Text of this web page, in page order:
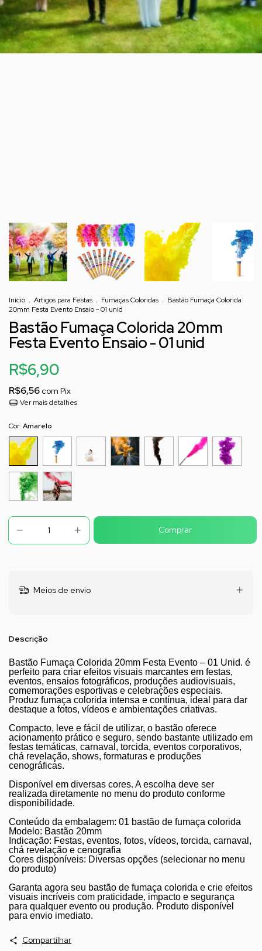
Início . Artigos para Festas . Fumaças Coloridas . Bastão Fumaça Colorida
20mm Festa Evento Ensaio - 01 unid
Bastão Fumaça Colorida 20mm
Festa Evento Ensaio - 01 unid
R$6,90
R$6,56 com Pix
Ver mais detalhes
Cor: Amarelo
Meios de envio
Descrição
Bastão Fumaça Colorida 20mm Festa Evento – 01 Unid. é
perfeito para criar efeitos visuais marcantes em festas,
eventos, ensaios fotográficos, produções audiovisuais,
comemorações esportivas e celebrações especiais.
Produz fumaça colorida intensa e contínua, ideal para dar
destaque a fotos, vídeos e ambientações criativas.
Compacto, leve e fácil de utilizar, o bastão oferece
acionamento prático e seguro, sendo bastante utilizado em
festas temáticas, carnaval, torcida, eventos corporativos,
chá revelação, shows, formaturas e produções
cenográficas.
Disponível em diversas cores. A escolha deve ser
realizada diretamente no menu do produto conforme
disponibilidade.
Conteúdo da embalagem: 01 bastão de fumaça colorida
Modelo: Bastão 20mm
Indicação: Festas, eventos, fotos, vídeos, torcida, carnaval,
chá revelação e cenografia
Cores disponíveis: Diversas opções (selecionar no menu
do produto)
Garanta agora seu bastão de fumaça colorida e crie efeitos
visuais incríveis com praticidade, impacto e segurança
para qualquer evento ou produção. Produto disponível
para envio imediato.
Compartilhar